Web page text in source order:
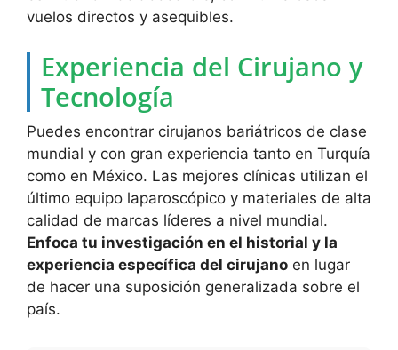
vuelos directos y asequibles.
Experiencia del Cirujano y
Tecnología
Puedes encontrar cirujanos bariátricos de clase
mundial y con gran experiencia tanto en Turquía
como en México. Las mejores clínicas utilizan el
último equipo laparoscópico y materiales de alta
calidad de marcas líderes a nivel mundial.
Enfoca tu investigación en el historial y la
experiencia específica del cirujano en lugar
de hacer una suposición generalizada sobre el
país.